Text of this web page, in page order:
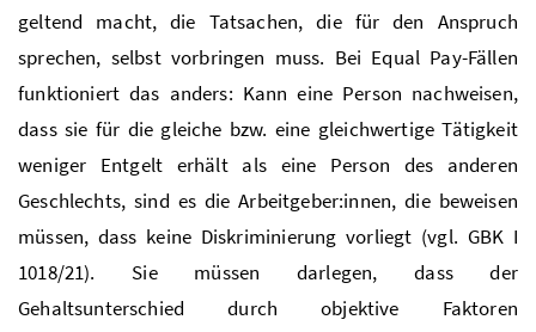
geltend macht, die Tatsachen, die für den Anspruch
sprechen, selbst vorbringen muss. Bei Equal Pay-Fällen
funktioniert das anders: Kann eine Person nachweisen,
dass sie für die gleiche bzw. eine gleichwertige Tätigkeit
weniger Entgelt erhält als eine Person des anderen
Geschlechts, sind es die Arbeitgeber:innen, die beweisen
müssen, dass keine Diskriminierung vorliegt (vgl. GBK I
1018/21). Sie müssen darlegen, dass der
Gehaltsunterschied durch objektive Faktoren